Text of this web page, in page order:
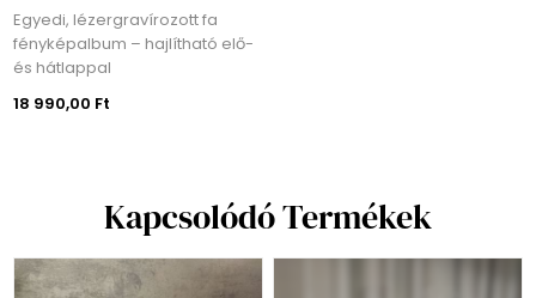
Egyedi, lézergravírozott fa
fényképalbum – hajlítható elő-
és hátlappal
18 990,00 Ft
Kapcsolódó Termékek